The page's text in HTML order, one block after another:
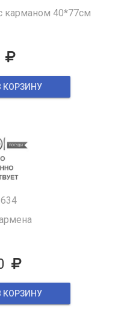
карманом 40*77см
КОРЗИНУ
КОРЗИНУ